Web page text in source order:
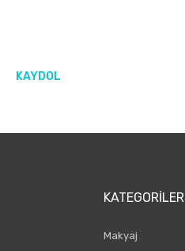
KAYDOL
KATEGORILER
Makyaj